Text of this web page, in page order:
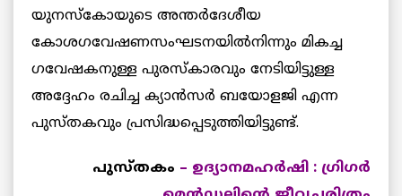
യുനസ്‌കോയുടെ അന്തര്‍ദേശീയ
കോശഗവേഷണസംഘടനയില്‍നിന്നും മികച്ച
ഗവേഷകനുള്ള പുരസ്‌കാരവും നേടിയിട്ടുള്ള
അദ്ദേഹം രചിച്ച ക്യാന്‍സര്‍ ബയോളജി എന്ന
പുസ്തകവും പ്രസിദ്ധപ്പെടുത്തിയിട്ടുണ്ട്.
പുസ്തകം – ഉദ്യാനമഹര്‍ഷി : ഗ്രിഗര്‍